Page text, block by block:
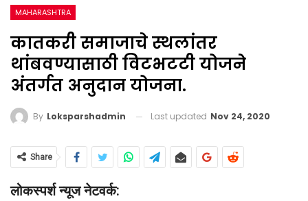
MAHARASHTRA
कातकरी समाजाचे स्थलांतर
थांबवण्यासाठी विटभटटी योजने
अंतर्गत अनुदान योजना.
By Loksparshadmin Last updated Nov 24, 2020
Share
लोकस्पर्श न्यूज नेटवर्क: